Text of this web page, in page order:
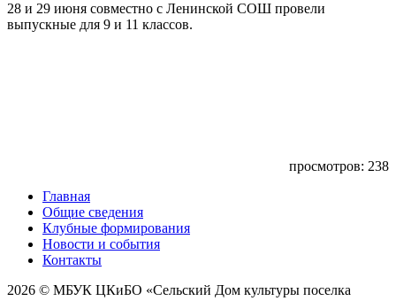
28 и 29 июня совместно с Ленинской СОШ провели
выпускные для 9 и 11 классов.
просмотров: 238
Главная
Общие сведения
Клубные формирования
Новости и события
Контакты
2026 © МБУК ЦКиБО «Сельский Дом культуры поселка